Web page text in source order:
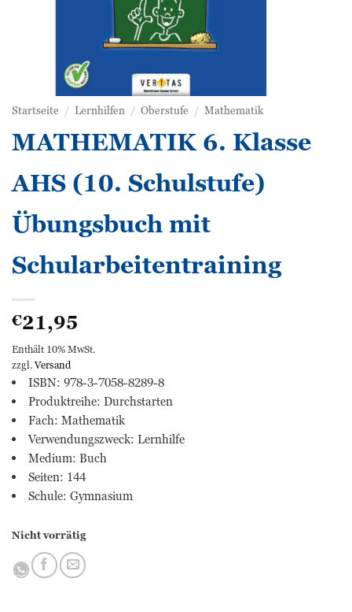
Startseite / Lernhilfen / Oberstufe / Mathematik
MATHEMATIK 6. Klasse
AHS (10. Schulstufe)
Übungsbuch mit
Schularbeitentraining
€21,95
Enthält 10% MwSt.
zzgl.Versand
ISBN: 978-3-7058-8289-8
Produktreihe: Durchstarten
Fach: Mathematik
Verwendungszweck: Lernhilfe
Medium: Buch
Seiten: 144
Schule: Gymnasium
Nicht vorrätig